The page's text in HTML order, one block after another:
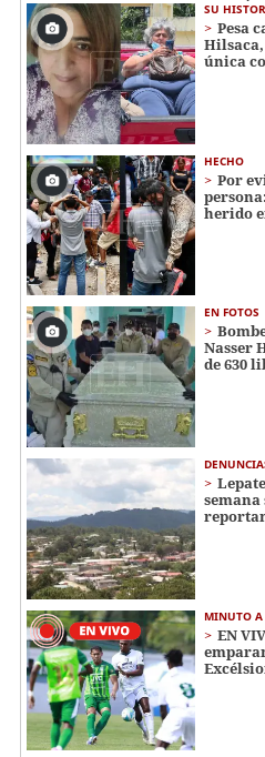
SU
Pesa
única
HECHO
Por
herido
EN FOTOS
Nasser
de 630
MINUTO
EN